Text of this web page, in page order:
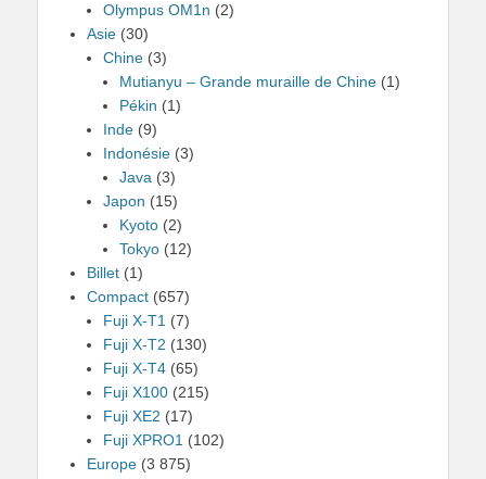
Olympus OM1n (2)
Asie (30)
Chine (3)
Mutianyu – Grande muraille de Chine (1)
Pékin (1)
Inde (9)
Indonésie (3)
Java (3)
Japon (15)
Kyoto (2)
Tokyo (12)
Billet (1)
Compact (657)
Fuji X-T1 (7)
Fuji X-T2 (130)
Fuji X-T4 (65)
Fuji X100 (215)
Fuji XE2 (17)
Fuji XPRO1 (102)
Europe (3 875)